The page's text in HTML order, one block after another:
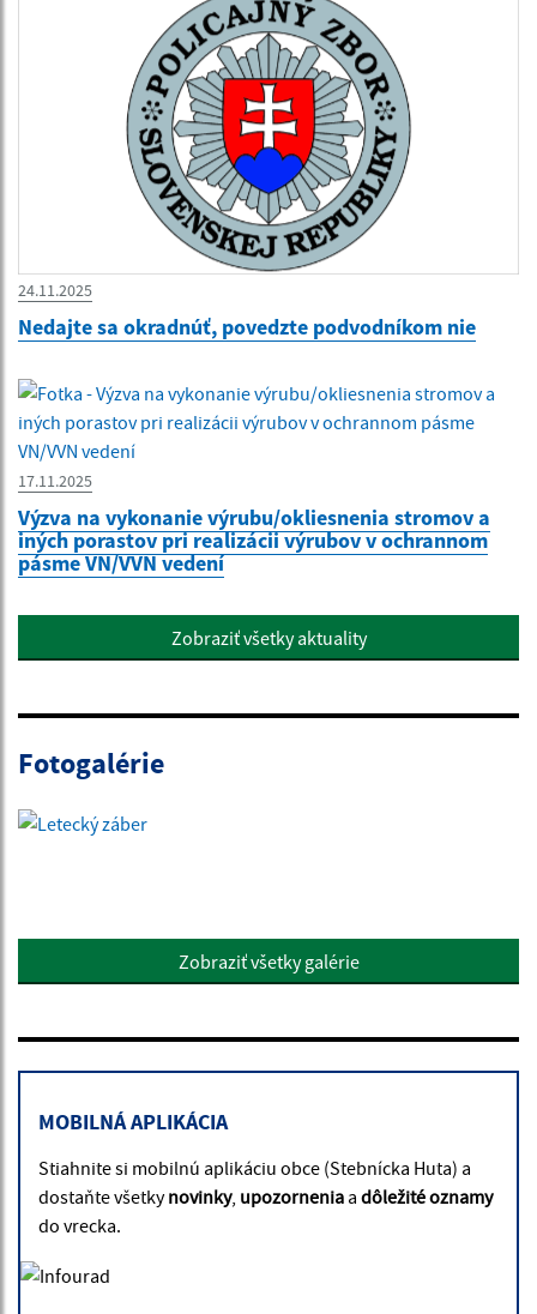
24.11.2025
Nedajte sa okradnúť, povedzte podvodníkom nie
17.11.2025
Výzva na vykonanie výrubu/okliesnenia stromov a
iných porastov pri realizácii výrubov v ochrannom
pásme VN/VVN vedení
Zobraziť všetky aktuality
Fotogalérie
Zobraziť všetky galérie
MOBILNÁ APLIKÁCIA
Stiahnite si mobilnú aplikáciu obce (Stebnícka Huta) a
dostaňte všetkynovinky, upozornenia a dôležité oznamy
do vrecka.